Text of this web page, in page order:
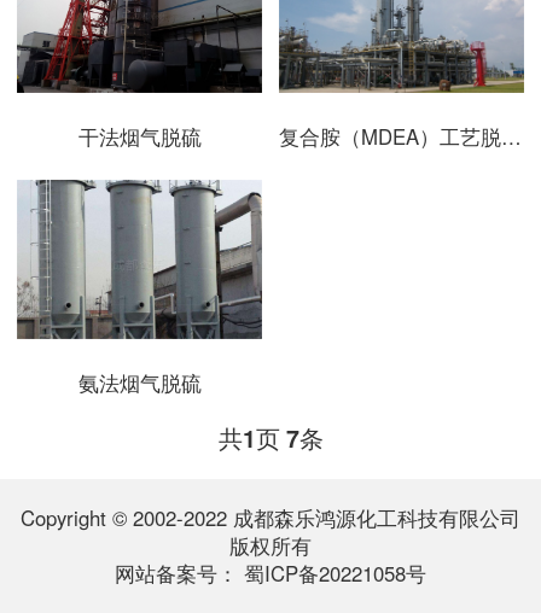
干法烟气脱硫 复合胺（MDEA）工艺脱除混合气体中酸性气体
氨法烟气脱硫
共1页7条
Copyright © 2002-2022 成都森乐鸿源化工科技有限公司
版权所有
网站备案号： 蜀ICP备20221058号